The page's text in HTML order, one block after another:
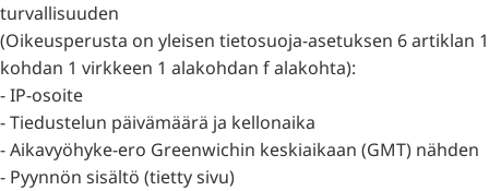
turvallisuuden
(Oikeusperusta on yleisen tietosuoja-asetuksen 6 artiklan 1
kohdan 1 virkkeen 1 alakohdan f alakohta):
- IP-osoite
- Tiedustelun päivämäärä ja kellonaika
- Aikavyöhyke-ero Greenwichin keskiaikaan (GMT) nähden
- Pyynnön sisältö (tietty sivu)